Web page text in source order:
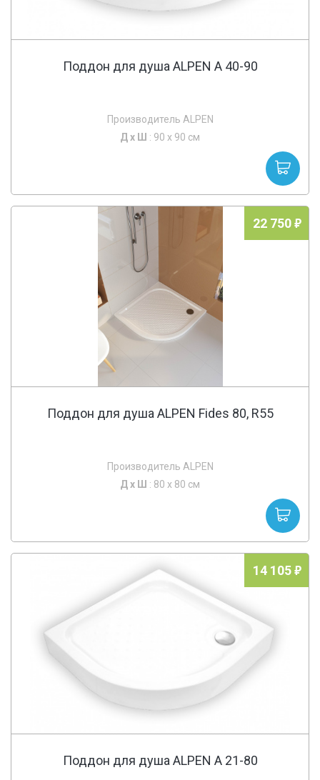
Поддон для душа ALPEN A 40-90
Производитель ALPEN
Д х Ш : 90 x 90 см
22 750
Поддон для душа ALPEN Fides 80, R55
Производитель ALPEN
Д х Ш : 80 x 80 см
14 105
Поддон для душа ALPEN A 21-80